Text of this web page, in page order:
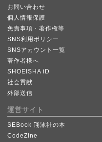
お問い合わせ
個人情報保護
免責事項・著作権等
SNS利用ポリシー
SNSアカウント一覧
著作者様へ
SHOEISHA iD
社会貢献
外部送信
運営サイト
SEBook 翔泳社の本
CodeZine